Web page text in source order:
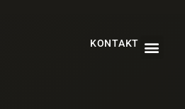
KONTAKT